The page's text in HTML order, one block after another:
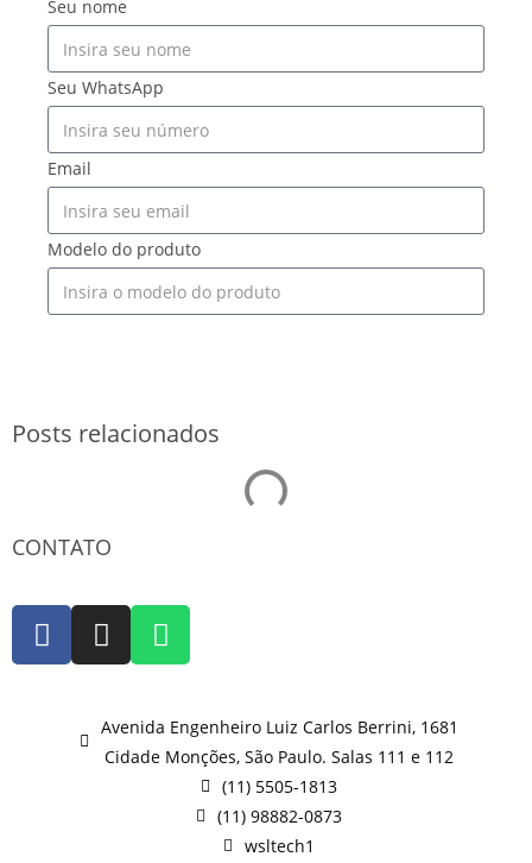
Seu nome
Seu WhatsApp
Email
Modelo do produto
Posts relacionados
CONTATO
Avenida Engenheiro Luiz Carlos Berrini, 1681
Cidade Monções, São Paulo. Salas 111 e 112
(11) 5505-1813
(11) 98882-0873
wsltech1